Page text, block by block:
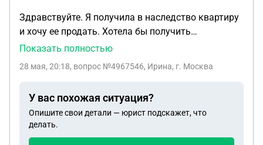
Здравствуйте. Я получила в наследство квартиру
и хочу ее продать. Хотела бы получить
консультацию и уточнить у Вас несколько
оформлю ее пополам с совершеннолетней
может ли мой муж (отец дочери) претендовать на
мою долю в квартире в какой-либо ситуации? 2.
Может ли мой муж претендовать на долю в новой
Показать полностью
28 мая, 20:18, вопрос №4967546, Ирина, г. Москва
У вас похожая ситуация?
Опишите свои детали — юрист подскажет, что
делать.